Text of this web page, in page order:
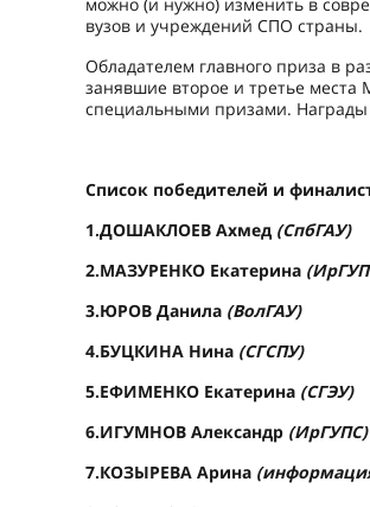
вузов и учреждений СПО страны.
Обладателем главного приза в
занявшие второе и третье
специальными призами. Награды
Список победителей и
1.ДОШАКЛОЕВ Ахмед (СпбГАУ)
2.МАЗУРЕНКО Екатерина
3.ЮРОВ Данила (ВолГАУ)
4.БУЦКИНА Нина (СГСПУ)
5.ЕФИМЕНКО Екатерина (СГЭУ)
6.ИГУМНОВ Александр (ИрГУПС)
7.КОЗЫРЕВА Арина